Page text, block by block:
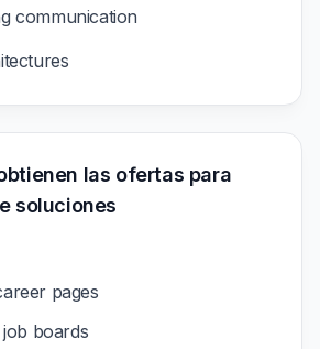
communication
las ofertas para
soluciones
pages
boards